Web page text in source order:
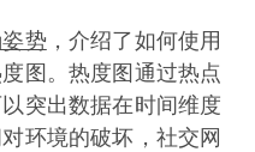
势 ，介绍了如何使用
图。热度图通过热点
突出数据在时间维度
环境的破坏，社交网